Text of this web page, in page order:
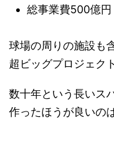
総事業費500億円
球場の周りの施設も
超ビッグプロジェク
数十年という長いス
作ったほうが良いの